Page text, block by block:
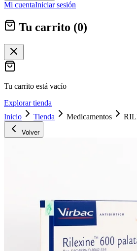
Mi cuentaIniciar sesión
Tu carrito (0)
Tu carrito está vacío
Explorar tienda
Inicio
Tienda Medicamentos
Volver